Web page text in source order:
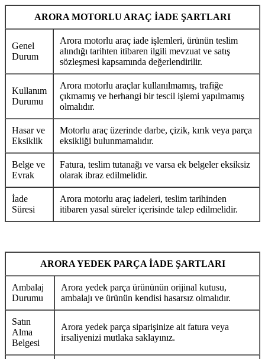
ARORA MOTORLU ARAÇ İADE ŞARTLARI
Genel
Durum
Arora motorlu araç iade işlemleri, ürünün teslim
alındığı tarihten itibaren ilgili mevzuat ve satış
sözleşmesi kapsamında değerlendirilir.
Kullanım
Durumu
Arora motorlu araçlar kullanılmamış, trafiğe
çıkmamış ve herhangi bir tescil işlemi yapılmamış
olmalıdır.
Hasar ve
Eksiklik
Motorlu araç üzerinde darbe, çizik, kırık veya parça
eksikliği bulunmamalıdır.
Belge ve
Evrak
Fatura, teslim tutanağı ve varsa ek belgeler eksiksiz
olarak ibraz edilmelidir.
İade
Süresi
Arora motorlu araç iadeleri, teslim tarihinden
itibaren yasal süreler içerisinde talep edilmelidir.
ARORA YEDEK PARÇA İADE ŞARTLARI
Ambalaj
Durumu
Arora yedek parça ürününün orijinal kutusu,
ambalajı ve ürünün kendisi hasarsız olmalıdır.
Satın
Alma
Belgesi
Arora yedek parça siparişinize ait fatura veya
irsaliyenizi mutlaka saklayınız.